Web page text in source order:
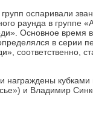
оспаривали
раунда в группе
Основное время
в серии
соответственно,
награждены
и Владимир